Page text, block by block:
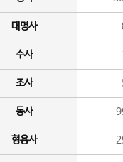
대명사
수사
조사
동사
형용사